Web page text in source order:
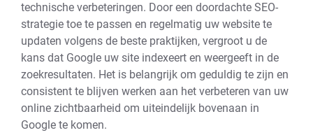
technische verbeteringen. Door een doordachte SEO-
strategie toe te passen en regelmatig uw website te
updaten volgens de beste praktijken, vergroot u de
kans dat Google uw site indexeert en weergeeft in de
zoekresultaten. Het is belangrijk om geduldig te zijn en
consistent te blijven werken aan het verbeteren van uw
online zichtbaarheid om uiteindelijk bovenaan in
Google te komen.